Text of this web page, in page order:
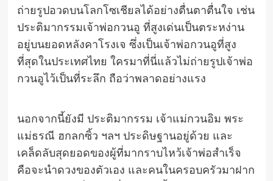
ถ่ายรูปอวดบนโลกโซเชียลได้อย่างตื่นตาตื่นใจ เช่น
ประติมากรรมเจ้าพ่อกวนอู ที่สูงเด่นเป็นตระหง่าน
อยู่บนยอดหลังคาโรงเจ ซึ่งเป็นเจ้าพ่อกวนอูที่สูง
ที่สุดในประเทศไทย ใครมาที่นี่แล้วไม่ถ่ายรูปเจ้าพ่อ
กวนอูไว้เป็นที่ระลึก ถือว่าพลาดอย่างแรง
นอกจากนี้ยังมี ประติมากรรม เจ้าแม่กวนอิม พระ
แม่ธรณี ฮกลกซิ้ว ฯลฯ ประดิษฐานอยู่ด้วย และ
เคล็ดลับสุดยอดของผู้ที่มากราบไหว้เจ้าพ่อสำเร็จ
คือจะนำดวงของตัวเอง และคนในครอบครัวมาฝาก